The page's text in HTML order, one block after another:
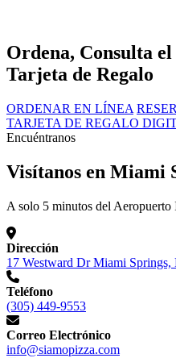
Ordena, Consulta
Tarjeta de Regalo
ORDENAR EN LÍNEA
TARJETA DE REGALO
Encuéntranos
Visítanos en Miami
A solo 5 minutos del
Dirección
17 Westward Dr Miami Springs,
Teléfono
(305) 449-9553
Correo Electrónico
info@siamopizza.com